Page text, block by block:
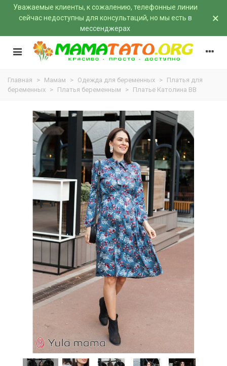
Уважаемые клиенты, к сожалению, телефонные линии
сейчас недоступны для консультаций, но мы есть в
мессенджерах
×
Главная > Мамам > Одежда для беременных > Платья для
беременных > Платья беременным > Платье Католина BB